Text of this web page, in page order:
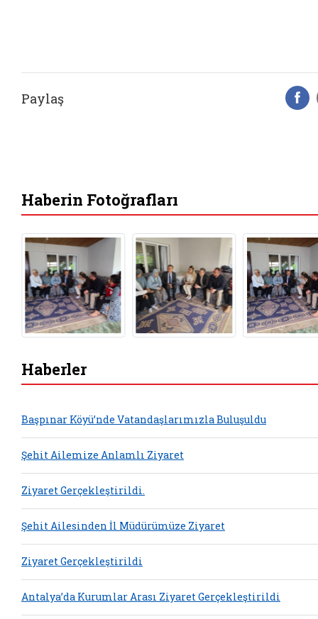
Paylaş
Haberin Fotoğrafları
Haberler
Başpınar Köyü’nde Vatandaşlarımızla Buluşuldu
Şehit Ailemize Anlamlı Ziyaret
Ziyaret Gerçekleştirildi.
Şehit Ailesinden İl Müdürümüze Ziyaret
Ziyaret Gerçekleştirildi
Antalya’da Kurumlar Arası Ziyaret Gerçekleştirildi